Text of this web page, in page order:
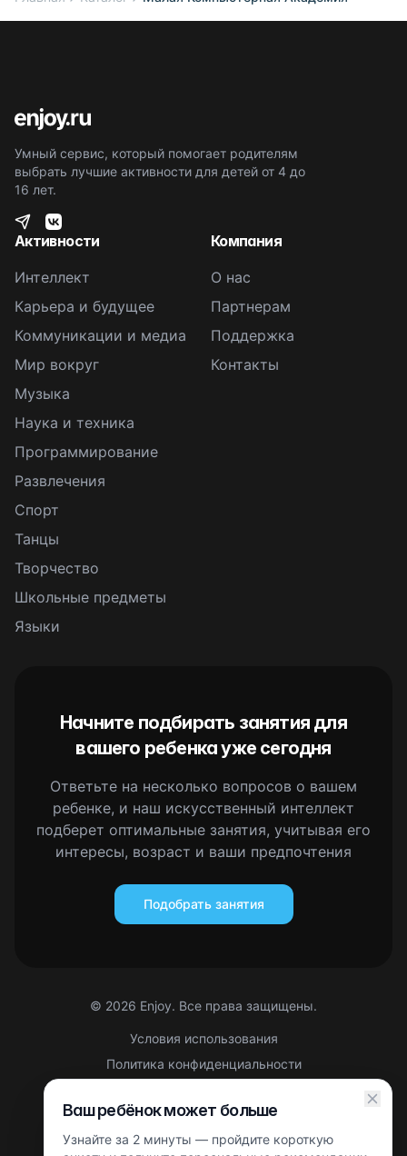
Умный сервис, который помогает родителям
выбрать лучшие активности для детей от 4 до
16 лет.
Активности
Интеллект
Карьера и будущее
Коммуникации и медиа
Мир вокруг
Музыка
Наука и техника
Программирование
Развлечения
Спорт
Танцы
Творчество
Школьные предметы
Языки
Компания
О нас
Партнерам
Поддержка
Контакты
Начните подбирать занятия для
вашего ребенка уже сегодня
Ответьте на несколько вопросов о вашем
ребенке, и наш искусственный интеллект
подберет оптимальные занятия, учитывая его
интересы, возраст и ваши предпочтения
Подобрать занятия
© 2026 Enjoy. Все права защищены.
Условия использования
Политика конфиденциальности
Партнерская оферта
Этот сайт защищен reCAPTCHA. Применяются Политика
Ваш ребёнок может больше
Узнайте за 2 минуты — пройдите короткую